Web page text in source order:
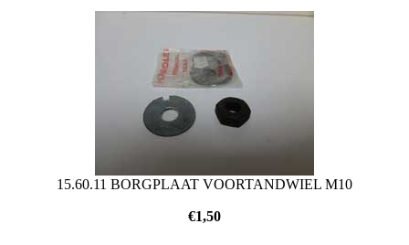
15.60.11 BORGPLAAT VOORTANDWIEL M10
€1,50